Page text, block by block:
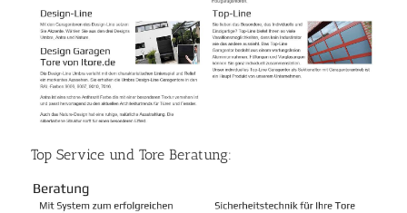
Top Service und Tore Beratung: